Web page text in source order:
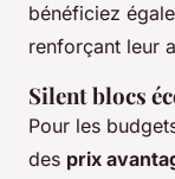
bénéficiez
renforçant leur
Silent blocs
Pour les
des prix